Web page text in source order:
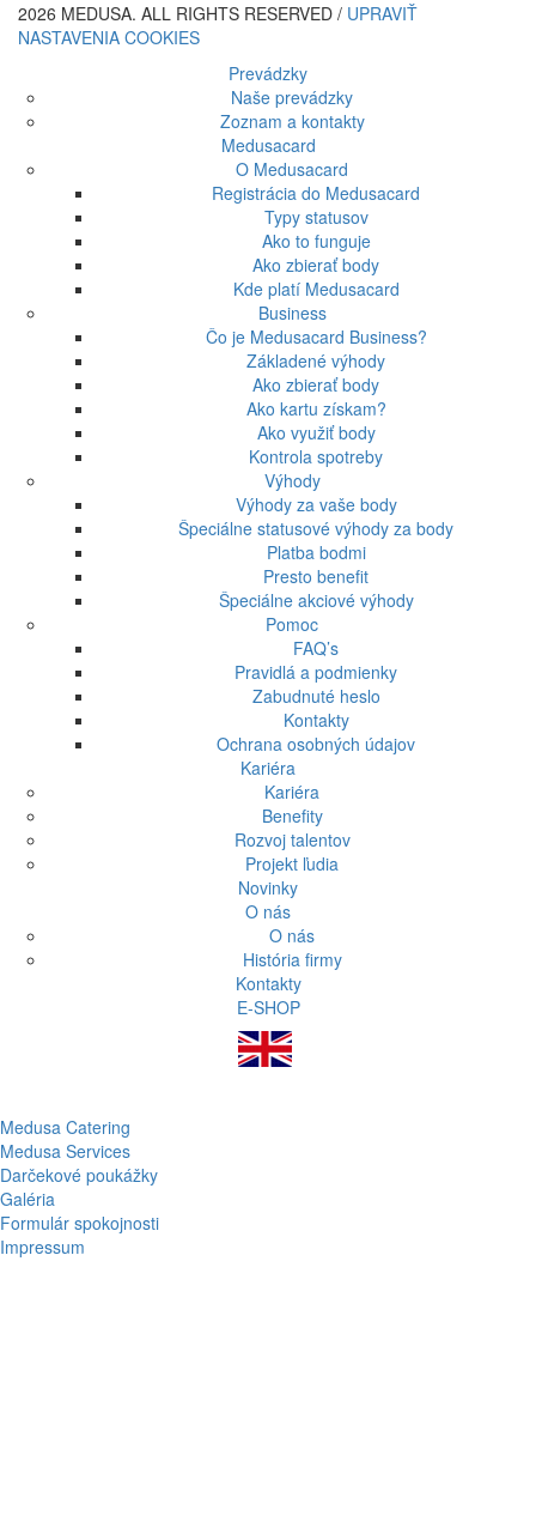
2026 MEDUSA. ALL RIGHTS RESERVED / UPRAVIŤ
NASTAVENIA COOKIES
Prevádzky
Naše prevádzky
Zoznam a kontakty
Medusacard
O Medusacard
Registrácia do Medusacard
Typy statusov
Ako to funguje
Ako zbierať body
Kde platí Medusacard
Business
Čo je Medusacard Business?
Základené výhody
Ako zbierať body
Ako kartu získam?
Ako využiť body
Kontrola spotreby
Výhody
Výhody za vaše body
Špeciálne statusové výhody za body
Platba bodmi
Presto benefit
Špeciálne akciové výhody
Pomoc
FAQ’s
Pravidlá a podmienky
Zabudnuté heslo
Kontakty
Ochrana osobných údajov
Kariéra
Kariéra
Benefity
Rozvoj talentov
Projekt ľudia
Novinky
O nás
O nás
História firmy
Kontakty
E-SHOP
Medusa Catering
Medusa Services
Darčekové poukážky
Galéria
Formulár spokojnosti
Impressum